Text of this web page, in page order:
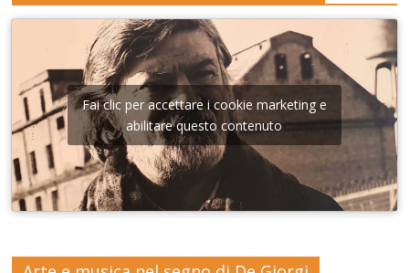
Fai clic per accettare i cookie marketing e
abilitare questo contenuto